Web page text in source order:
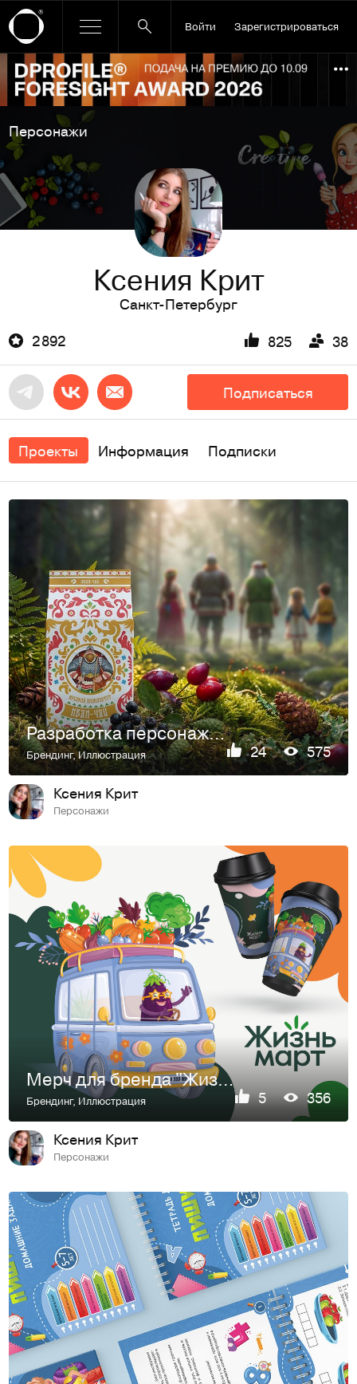
Войти Зарегистрироваться
Ссылка баннера
Персонажи
Ксения Крит
Санкт-Петербург
2 892
825 38
Подписаться
Проекты Информация Подписки
Разработка персонажей и дизайн упаковки иван-чая
Брендинг,Иллюстрация 24 575
Ксения Крит
Персонажи
Мерч для бренда "ЖизньМарт"
Брендинг, Иллюстрация 5 356
Ксения Крит
Персонажи